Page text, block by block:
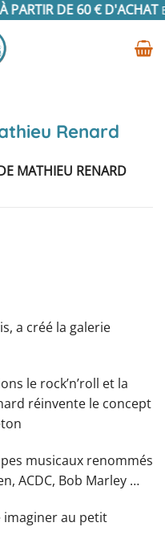
DE 60 € D'ACHAT
Renard
MATHIEU RENARD
a créé la galerie
le rock’n’roll et la
réinvente le concept
musicaux renommés
ACDC, Bob Marley …
imaginer au petit